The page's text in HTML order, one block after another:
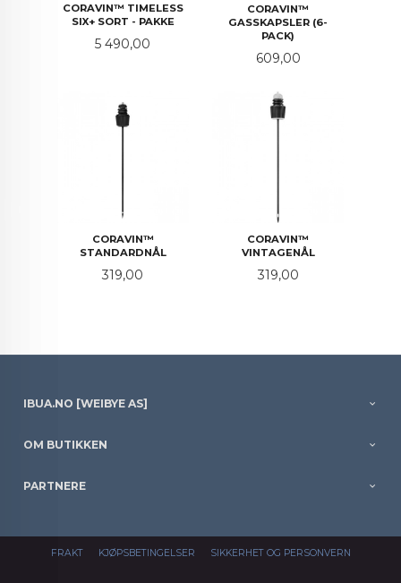
CORAVIN™ TIMELESS
SIX+ SORT - PAKKE
Pris
5 490,00
CORAVIN™
GASSKAPSLER (6-
PACK)
Pris
609,00
CORAVIN™
STANDARDNÅL
Pris
319,00
CORAVIN™
VINTAGENÅL
Pris
319,00
IBUA.NO [WEIBYE AS]
OM BUTIKKEN
PARTNERE
FRAKT KJØPSBETINGELSER SIKKERHET OG PERSONVERN